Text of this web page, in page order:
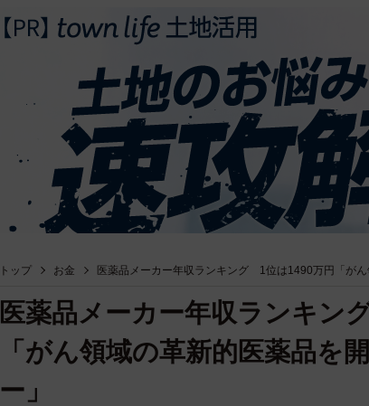
トップ お金 医薬品メーカー年収ランキング 1位は1490万円「が
医薬品メーカー年収ランキン
「がん領域の革新的医薬品を
ー」